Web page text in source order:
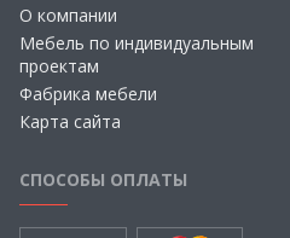
О компании
Мебель по индивидуальным
проектам
Фабрика мебели
Карта сайта
СПОСОБЫ ОПЛАТЫ